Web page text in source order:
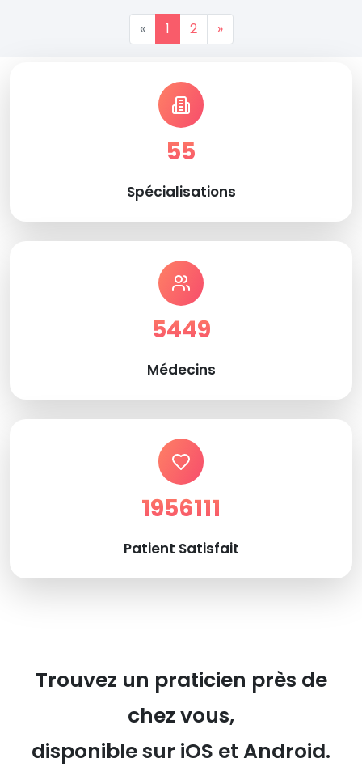
« 1 2 »
55
Spécialisations
5449
Médecins
1956111
Patient Satisfait
Trouvez un praticien près de
chez vous,
disponible sur iOS et Android.